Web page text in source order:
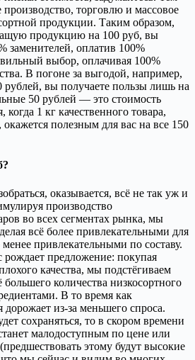
торговлю и массовое
продукции. Таким образом,
продукцию на 100 руб, вы
заменителей, оплатив 100%
выбор, оплачивая 100%
В погоне за выгодой, например,
рублей, вы получаете пользы лишь на
50 рублей — это стоимость
1 кг качественного товара,
полезным для вас на все 150
оказывается, всё не так уж и
производство
во всех сегментах рынка, мы
всё более привлекательными для
привлекательными по составу.
предложение: покупая
качества, мы подстёгиваем
количества низкосортного
В то время как
дорожает из-за меньшего спроса.
сохраняться, то в скором времени
малодоступным по цене или
этому будут высокие